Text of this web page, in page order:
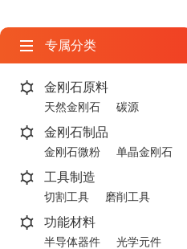
专属分类
金刚石原料
天然金刚石 碳源
金刚石制品
金刚石微粉 单晶金刚石
工具制造
切割工具 磨削工具
功能材料
半导体器件 光学元件